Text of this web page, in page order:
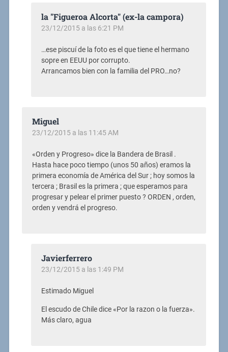
la "Figueroa Alcorta" (ex-la campora)
23/12/2015 a las 6:21 PM
…ese piscuí de la foto es el que tiene el hermano
sopre en EEUU por corrupto.
Arrancamos bien con la familia del PRO…no?
Miguel
23/12/2015 a las 11:45 AM
«Orden y Progreso» dice la Bandera de Brasil .
Hasta hace poco tiempo (unos 50 años) eramos la
primera economía de América del Sur ; hoy somos la
tercera ; Brasil es la primera ; que esperamos para
progresar y pelear el primer puesto ? ORDEN , orden,
orden y vendrá el progreso.
Javierferrero
23/12/2015 a las 1:49 PM
Estimado Miguel
El escudo de Chile dice «Por la razon o la fuerza».
Más claro, agua